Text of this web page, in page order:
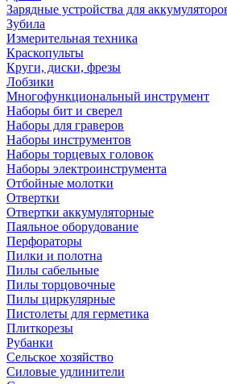
Зарядные устройства для
Зубила
Измерительная техника
Краскопульты
Круги, диски, фрезы
Лобзики
Многофункциональный инструмент
Наборы бит и сверел
Наборы для граверов
Наборы инструментов
Наборы торцевых головок
Наборы электроинструмента
Отбойные молотки
Отвертки
Отвертки аккумуляторные
Паяльное оборудование
Перфораторы
Пилки и полотна
Пилы сабельные
Пилы торцовочные
Пилы циркулярные
Пистолеты для герметика
Плиткорезы
Рубанки
Сельское хозяйство
Силовые удлинители